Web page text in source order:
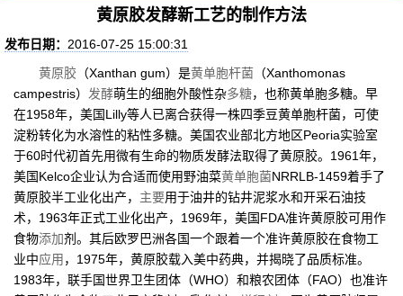
黄原胶发酵新工艺的制作方法
发布日期： 2016-07-25 15:00:31
黄原胶 （Xanthan gum）是黄单胞杆菌 （Xanthomonas
campestris） 发酵萌生的细胞外酸性杂多糖，也称黄单胞多糖。早
在1958年，美国Lilly等人已离合获得一株四季豆黄单胞杆菌，可使
淀粉转化为水溶性的粘性多糖。美国农业部北方地区Peoria实验室
于60时代初首先用微有生命的物质发酵法取得了黄原胶。1961年，
美国Kelco企业认为合适而使用野油菜黄单胞菌NRRLB-1459着手了
黄原胶半工业化出产， 主要用于油井的钻井泥浆水和开采石油技
术，1963年正式工业化出产，1969年，美国FDA准许黄原胶可用作
食物添加剂。其后欧罗巴洲各国一个跟着一个准许黄原胶在食物工
业中应用 ，1975年，黄原胶载入美中药典，并揭晓了品质标准。
1983年，联手国世界卫生团体（WHO）和粮农团体（FAO）也准许